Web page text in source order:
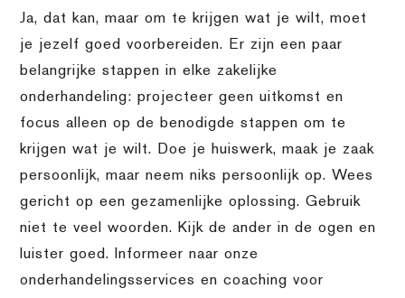
Ja, dat kan, maar om te krijgen wat je wilt, moet
je jezelf goed voorbereiden. Er zijn een paar
belangrijke stappen in elke zakelijke
onderhandeling: projecteer geen uitkomst en
focus alleen op de benodigde stappen om te
krijgen wat je wilt. Doe je huiswerk, maak je zaak
persoonlijk, maar neem niks persoonlijk op. Wees
gericht op een gezamenlijke oplossing. Gebruik
niet te veel woorden. Kijk de ander in de ogen en
luister goed. Informeer naar onze
onderhandelingsservices en coaching voor